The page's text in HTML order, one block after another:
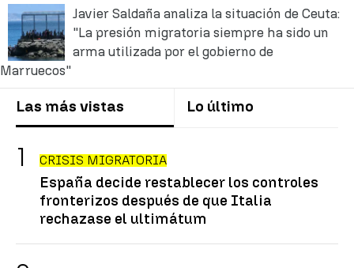
Javier Saldaña analiza la situación de Ceuta:
"La presión migratoria siempre ha sido un
arma utilizada por el gobierno de
Marruecos"
Las más vistas Lo último
CRISIS MIGRATORIA
España decide restablecer los controles
fronterizos después de que Italia
rechazase el ultimátum